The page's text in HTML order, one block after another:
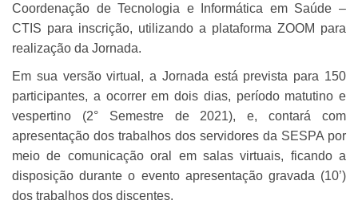
Coordenação de Tecnologia e Informática em Saúde –
CTIS para inscrição, utilizando a plataforma ZOOM para
realização da Jornada.
Em sua versão virtual, a Jornada está prevista para 150
participantes, a ocorrer em dois dias, período matutino e
vespertino (2° Semestre de 2021), e, contará com
apresentação dos trabalhos dos servidores da SESPA por
meio de comunicação oral em salas virtuais, ficando a
disposição durante o evento apresentação gravada (10’)
dos trabalhos dos discentes.